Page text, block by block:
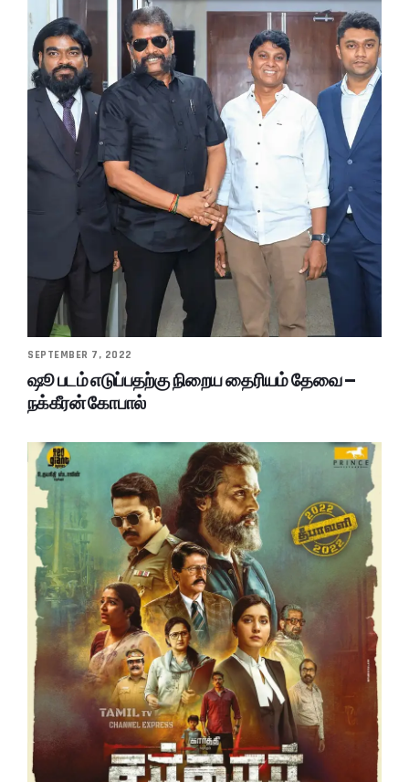
SEPTEMBER 7, 2022
ஷூ படம் எடுப்பதற்கு நிறைய தைரியம் தேவை –
நக்கீரன் கோபால்